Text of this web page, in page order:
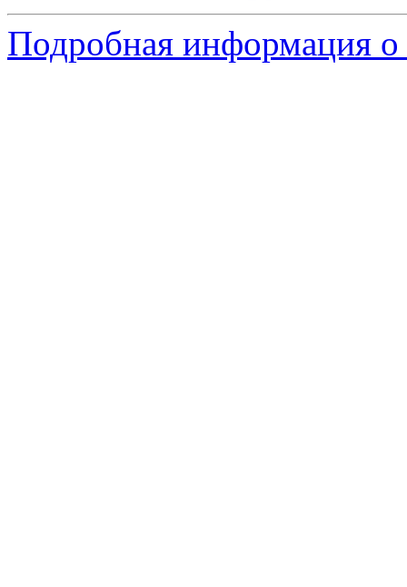
Подробная информация о